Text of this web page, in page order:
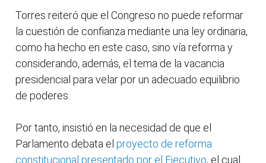
Torres reiteró que el Congreso no puede reformar
la cuestión de confianza mediante una ley ordinaria,
como ha hecho en este caso, sino vía reforma y
considerando, además, el tema de la vacancia
presidencial para velar por un adecuado equilibrio
de poderes.
Por tanto, insistió en la necesidad de que el
Parlamento debata el proyecto de reforma
constitucional presentado por el Ejecutivo, el cual